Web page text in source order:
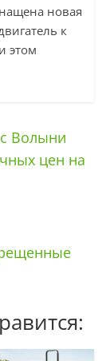
новая
к
этом
Волыни
цен на